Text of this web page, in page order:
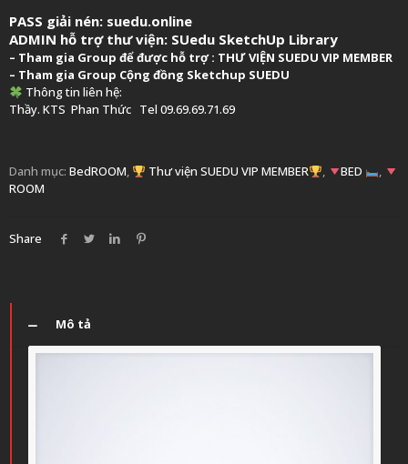
PASS giải nén: suedu.online
ADMIN hỗ trợ thư viện: SUedu SketchUp Library
– Tham gia Group để được hỗ trợ : THƯ VIỆN SUEDU VIP MEMBER
– Tham gia Group Cộng đồng Sketchup SUEDU
Thông tin liên hệ:
Thầy. KTS Phan Thức Tel 09.69.69.71.69
Danh mục: BedROOM, Thư viện SUEDU VIP MEMBER , BED
,
ROOM
Share
Mô tả